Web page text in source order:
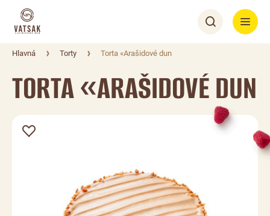
Hlavná Torty Torta «Arašidové dun
TORTA «ARAŠIDOVÉ DUN